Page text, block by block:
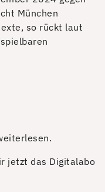
München
so rückt laut
jetzt das Digitalabo